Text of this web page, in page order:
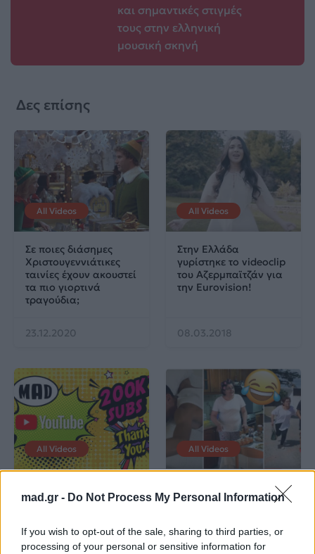
mad.gr - Do Not Process My Personal Information
If you wish to opt-out of the sale, sharing to third parties, or
processing of your personal or sensitive information for
και σημαντικές στιγμές
τους στην ελληνική
μουσική σκηνή
Δες επίσης
All Videos
Σε ποιες διάσημες
Χριστουγεννιάτικες
ταινίες έχουν ακουστεί
τα πιο γιορτινά
τραγούδια;
23.12.2020
All Videos
Στην Ελλάδα
γυρίστηκε το videoclip
του Αζερμπαϊτζάν για
την Eurovision!
08.03.2018
All Videos
των ελληνικών media
All Videos
Το διαφημιστικό σποτ
του Ημιμαραθωνίου
Eλληνίδα μάνα που
έχει γίνει viral